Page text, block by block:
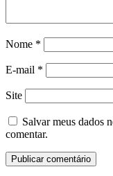
Nome *
E-mail *
Site
Salvar meus dados
comentar.